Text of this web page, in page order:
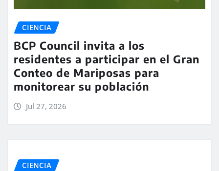
CIENCIA
BCP Council invita a los
residentes a participar en el Gran
Conteo de Mariposas para
monitorear su población
Jul 27, 2026
CIENCIA